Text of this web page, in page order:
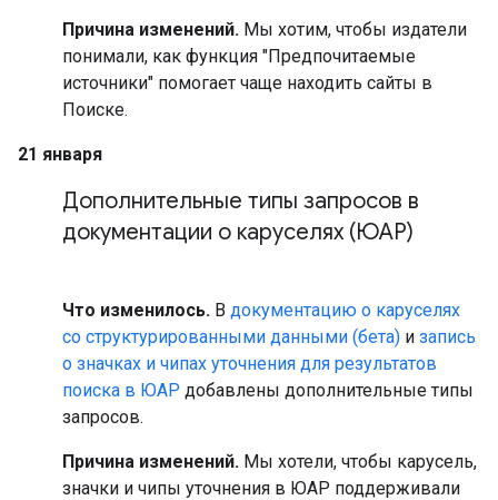
Причина изменений. Мы хотим, чтобы издатели
понимали, как функция "Предпочитаемые
источники" помогает чаще находить сайты в
Поиске.
21 января
Дополнительные типы запросов в
документации о каруселях (ЮАР)
Что изменилось. В документацию о каруселях
со структурированными данными (бета) и запись
о значках и чипах уточнения для результатов
поиска в ЮАР добавлены дополнительные типы
запросов.
Причина изменений. Мы хотели, чтобы карусель,
значки и чипы уточнения в ЮАР поддерживали